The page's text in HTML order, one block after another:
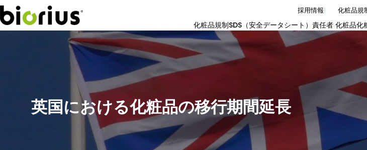
採用情報 化粧品規
化粧品規制SDS（安全データシート） 責任者 化粧品化
英国における化粧品の移行期間延長